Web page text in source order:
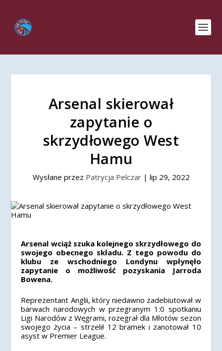
Arsenal skierował
zapytanie o
skrzydłowego West
Hamu
Wysłane przez Patrycja Pelczar| lip 29, 2022
Arsenal wciąż szuka kolejnego skrzydłowego do
swojego obecnego składu. Z tego powodu do
klubu ze wschodniego Londynu wpłynęło
zapytanie o możliwość pozyskania Jarroda
Bowena.
Reprezentant Anglii, który niedawno zadebiutował w
barwach narodowych w przegranym 1:0 spotkaniu
Ligi Narodów z Węgrami, rozegrał dla Młotów sezon
swojego życia – strzelił 12 bramek i zanotował 10
asyst w Premier League.